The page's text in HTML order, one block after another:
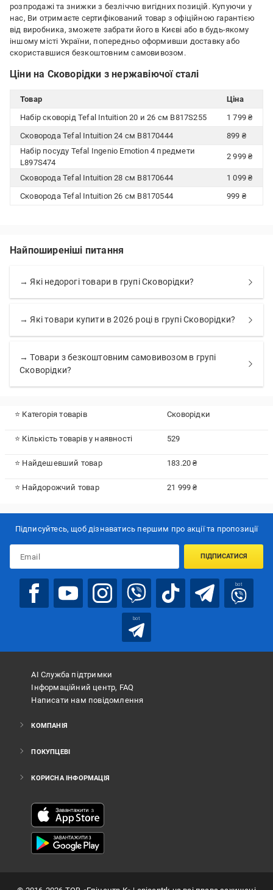
розпродажі та знижки з безліччю вигідних позицій. Купуючи у
нас, Ви отримаєте сертифікований товар з офіційною гарантією
від виробника, зможете забрати його в Києві або в будь-якому
іншому місті України, попередньо оформивши доставку або
скориставшися безкоштовним самовивозом.
Ціни на Сковорідки з нержавіючої сталі
Товар
Ціна
Набір сковорід Tefal Intuition 20 и 26 см B817S255
1 799 ₴
Сковорода Tefal Intuition 24 cм B8170444
899 ₴
Набір посуду Tefal Ingenio Emotion 4 предмети
L897S474
2 999 ₴
Сковорода Tefal Intuition 28 cм B8170644
1 099 ₴
Сковорода Tefal Intuition 26 cм B8170544
999 ₴
Найпоширеніші питання
→ Які недорогі товари в групі Сковорідки?
→ Які товари купити в 2026 році в групі Сковорідки?
→ Товари з безкоштовним самовивозом в групі
Сковорідки?
⭐ Категорія товарів Сковорідки
⭐ Кількість товарів у наявності 529
⭐ Найдешевший товар 183.20 ₴
⭐ Найдорожчий товар 21 999 ₴
Підписуйтесь, щоб дізнаватись першим про акції та пропозиції
ПІДПИСАТИСЯ
bot
bot
АІ Служба підтримки
Інформаційний центр, FAQ
Написати нам повідомлення
КОМПАНІЯ
ПОКУПЦЕВІ
КОРИСНА ІНФОРМАЦІЯ